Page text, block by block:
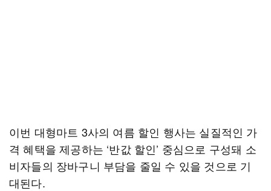
이번 대형마트 3사의 여름 할인 행사는 실질적인 가
격 혜택을 제공하는 ‘반값 할인’ 중심으로 구성돼 소
비자들의 장바구니 부담을 줄일 수 있을 것으로 기
대된다.